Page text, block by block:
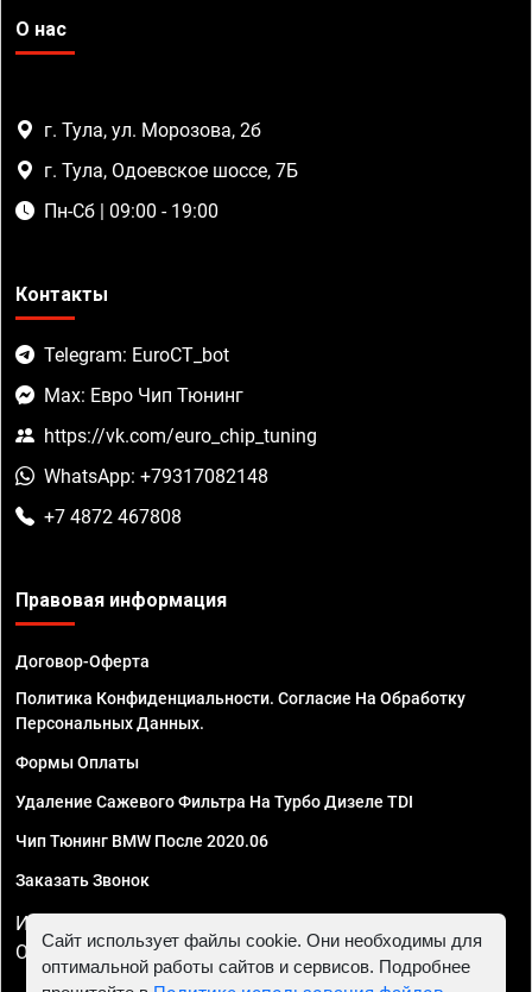
О нас
г. Тула, ул. Морозова, 2б
г. Тула, Одоевское шоссе, 7Б
Пн-Сб | 09:00 - 19:00
Контакты
Telegram: EuroCT_bot
Max: Евро Чип Тюнинг
https://vk.com/euro_chip_tuning
WhatsApp: +79317082148
+7 4872 467808
Правовая информация
Договор-Оферта
Политика Конфиденциальности. Согласие На Обработку
Персональных Данных.
Формы Оплаты
Удаление Сажевого Фильтра На Турбо Дизеле TDI
Чип Тюнинг BMW После 2020.06
Заказать Звонок
ИП Смирнов Георгий Павлович. ИНН 781302555843,
ОГРНИП 324470400032610
Сайт использует файлы cookie. Они необходимы для
оптимальной работы сайтов и сервисов. Подробнее